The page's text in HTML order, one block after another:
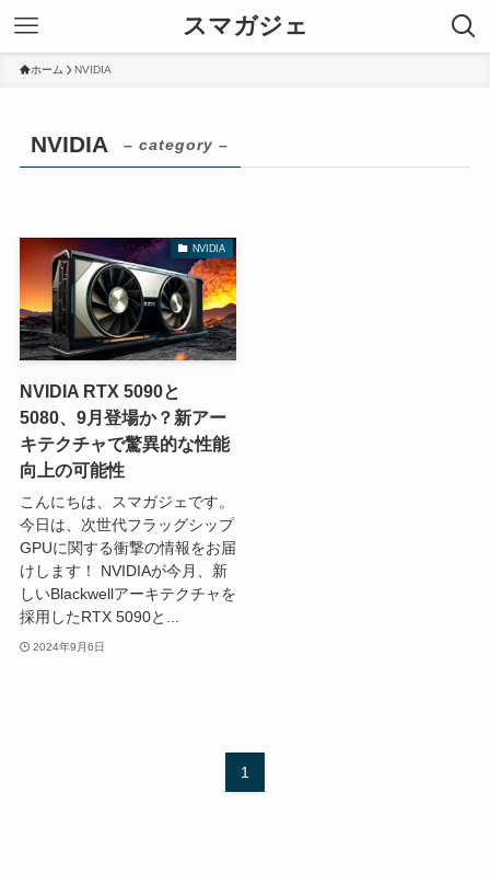
スマガジェ
ホーム NVIDIA
NVIDIA – category –
NVIDIA
NVIDIA RTX 5090と
5080、9月登場か？新アー
キテクチャで驚異的な性能
向上の可能性
こんにちは、スマガジェです。
今日は、次世代フラッグシップ
GPUに関する衝撃の情報をお届
けします！ NVIDIAが今月、新
しいBlackwellアーキテクチャを
採用したRTX 5090と...
2024年9月6日
1